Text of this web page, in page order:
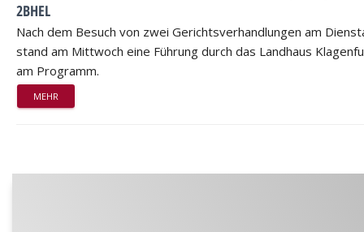
2BHEL
Nach dem Besuch von zwei Gerichtsverhandlungen am
stand am Mittwoch eine Führung durch das Landhaus
am Programm.
MEHR